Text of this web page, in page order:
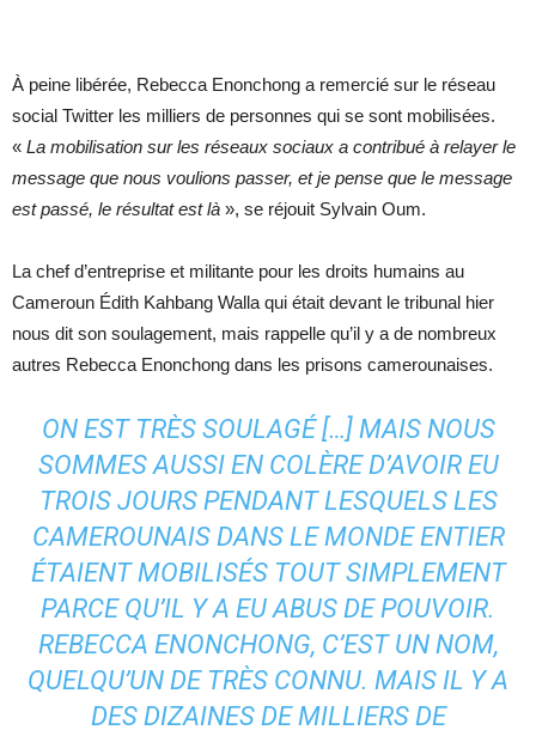
À peine libérée, Rebecca Enonchong a remercié sur le réseau
social Twitter les milliers de personnes qui se sont mobilisées.
« La mobilisation sur les réseaux sociaux a contribué à relayer le
message que nous voulions passer, et je pense que le message
est passé, le résultat est là », se réjouit Sylvain Oum.
La chef d’entreprise et militante pour les droits humains au
Cameroun Édith Kahbang Walla qui était devant le tribunal hier
nous dit son soulagement, mais rappelle qu’il y a de nombreux
autres Rebecca Enonchong dans les prisons camerounaises.
ON EST TRÈS SOULAGÉ […] MAIS NOUS
SOMMES AUSSI EN COLÈRE D’AVOIR EU
TROIS JOURS PENDANT LESQUELS LES
CAMEROUNAIS DANS LE MONDE ENTIER
ÉTAIENT MOBILISÉS TOUT SIMPLEMENT
PARCE QU’IL Y A EU ABUS DE POUVOIR.
REBECCA ENONCHONG, C’EST UN NOM,
QUELQU’UN DE TRÈS CONNU. MAIS IL Y A
DES DIZAINES DE MILLIERS DE